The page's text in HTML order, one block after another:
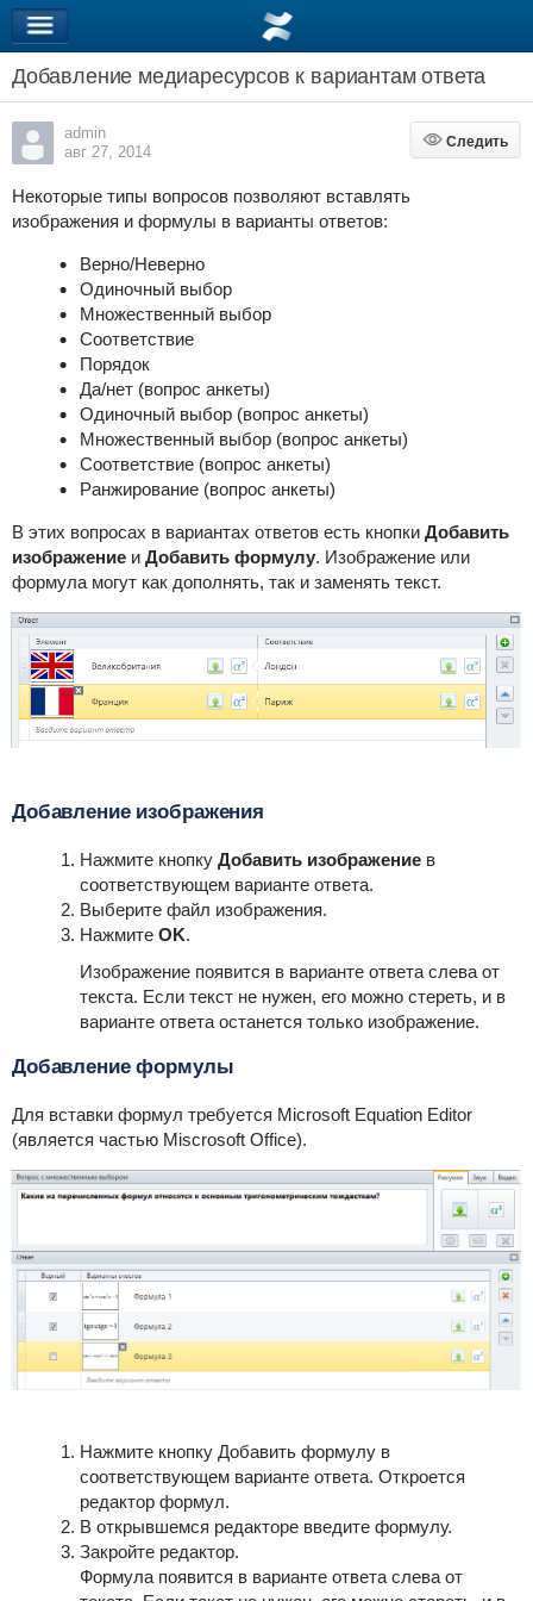
Добавление медиаресурсов к вариантам ответа
admin
авг 27, 2014
Следить
Следить
Некоторые типы вопросов позволяют вставлять
изображения и формулы в варианты ответов:
Верно/Неверно
Одиночный выбор
Множественный выбор
Соответствие
Порядок
Да/нет (вопрос анкеты)
Одиночный выбор (вопрос анкеты)
Множественный выбор (вопрос анкеты)
Соответствие (вопрос анкеты)
Ранжирование (вопрос анкеты)
В этих вопросах в вариантах ответов есть кнопки Добавить
изображениеи Добавить формулу. Изображение или
формула могут как дополнять, так и заменять текст.
Добавление изображения
Нажмите кнопку Добавить изображениев
соответствующем варианте ответа.
Выберите файл изображения.
Нажмите OK.
Изображение появится в варианте ответа слева от
текста. Если текст не нужен, его можно стереть, и в
варианте ответа останется только изображение.
Добавление формулы
Для вставки формул требуется Microsoft Equation Editor
(является частью Miscrosoft Office).
Нажмите кнопку Добавить формулув
соответствующем варианте ответа. Откроется
редактор формул.
В открывшемся редакторе введите формулу.
Закройте редактор.
Формула появится в варианте ответа слева от